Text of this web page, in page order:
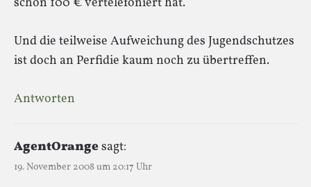
Und die teilweise Aufweichung des Jugendschutzes
ist doch an Perfidie kaum noch zu übertreffen.
Antworten
AgentOrangesagt:
19. November 2008 um 20:17 Uhr